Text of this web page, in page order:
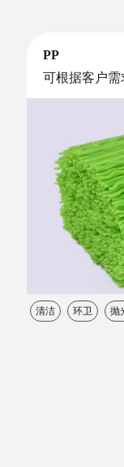
PP
可根据客户需
清洁 环卫 抛